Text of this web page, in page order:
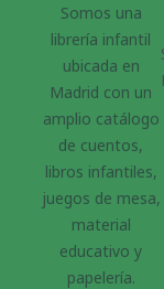
Somos una
librería infantil
ubicada en
Madrid con un
amplio catálogo
de cuentos,
libros infantiles,
juegos de mesa,
material
educativo y
papelería.